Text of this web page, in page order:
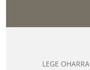
LEGE OHARRA